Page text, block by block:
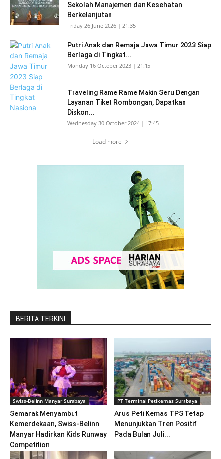
Sekolah Manajemen dan Kesehatan
Berkelanjutan
Friday 26 June 2026 | 21:35
Putri Anak dan Remaja Jawa Timur 2023 Siap
Berlaga di Tingkat...
Monday 16 October 2023 | 21:15
Traveling Rame Rame Makin Seru Dengan
Layanan Tiket Rombongan, Dapatkan
Diskon...
Wednesday 30 October 2024 | 17:45
Load more
BERITA TERKINI
Swiss-Belinn Manyar Surabaya
Semarak Menyambut
Kemerdekaan, Swiss-Belinn
Manyar Hadirkan Kids Runway
Competition
PT Terminal Petikemas Surabaya
Arus Peti Kemas TPS Tetap
Menunjukkan Tren Positif
Pada Bulan Juli...